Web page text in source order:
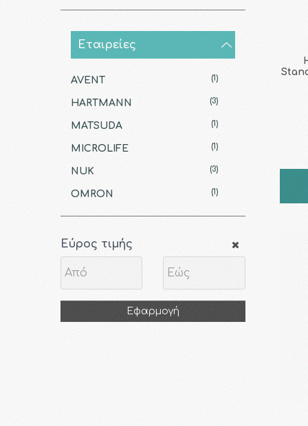
Εταιρείες
AVENT (1)
HARTMANN (3)
MATSUDA (1)
MICROLIFE (1)
NUK (3)
OMRON (1)
Εύρος τιμής
Εφαρμογή